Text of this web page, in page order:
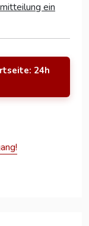
ein
24h